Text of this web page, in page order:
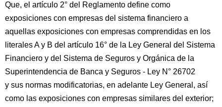
Que, el artículo 2° del Reglamento define como
exposiciones con empresas del sistema financiero a
aquellas exposiciones con empresas comprendidas en los
literales A y B del artículo 16° de la Ley General del Sistema
Financiero y del Sistema de Seguros y Orgánica de la
Superintendencia de Banca y Seguros - Ley N° 26702
y sus normas modificatorias, en adelante Ley General, así
como las exposiciones con empresas similares del exterior;